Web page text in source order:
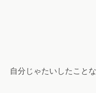
自分じゃたいしたこと